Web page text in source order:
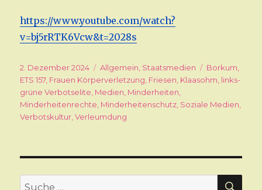
https://www.youtube.com/watch?
v=bj5rRTK6Vcw&t=2028s
Veröffentlicht
am
2. Dezember 2024 Kategorien
Allgemein, Staatsmedien Schlagwörter
Borkum,
ETS 157, Frauen Körperverletzung, Friesen, Klaasohm, links-
grüne Verbotselite, Medien, Minderheiten,
Minderheitenrechte, Minderheitenschutz, Soziale Medien,
Verbotskultur,Verleumdung
Suche